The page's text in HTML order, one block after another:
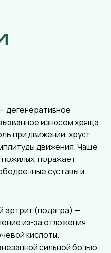
дегенеративное
износом хряща.
при движении, хруст,
движения. Чаще
пожилых, поражает
суставы и
артрит (подагра) —
из-за отложения
кислоты.
сильной болью,